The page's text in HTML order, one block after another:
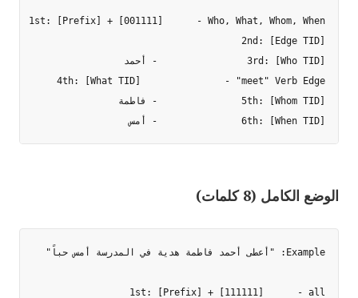
6th: [When TID]               - أمس
الوضع الكامل (8 كلمات)